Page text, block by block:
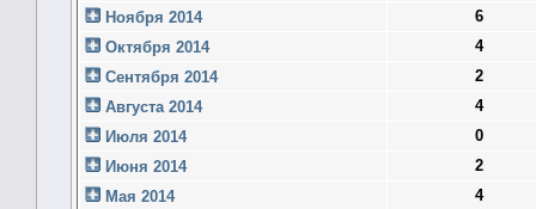
Ноября 2014
6
Октября 2014
4
Сентября 2014
2
Августа 2014
4
Июля 2014
0
Июня 2014
2
Мая 2014
4